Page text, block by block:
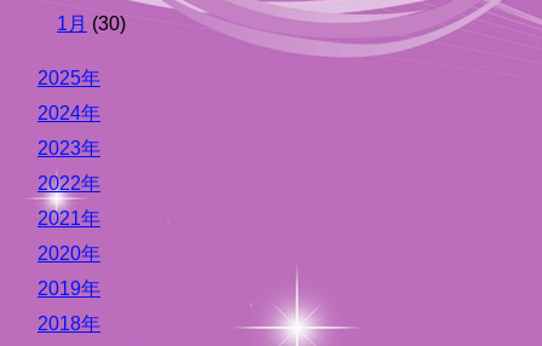
1月 (30)
2025年
2024年
2023年
2022年
2021年
2020年
2019年
2018年